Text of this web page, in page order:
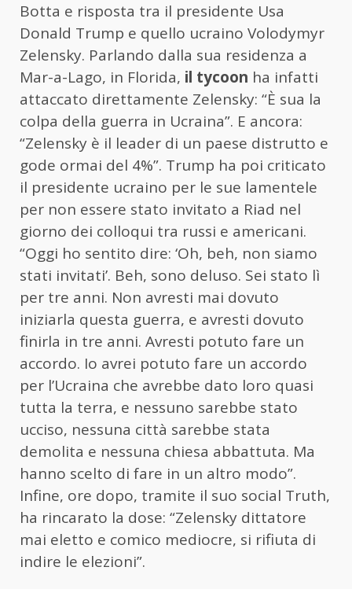
Botta e risposta tra il presidente Usa
Donald Trump e quello ucraino Volodymyr
Zelensky. Parlando dalla sua residenza a
Mar-a-Lago, in Florida, il tycoon ha infatti
attaccato direttamente Zelensky: “È sua la
colpa della guerra in Ucraina”. E ancora:
“Zelensky è il leader di un paese distrutto e
gode ormai del 4%”. Trump ha poi criticato
il presidente ucraino per le sue lamentele
per non essere stato invitato a Riad nel
giorno dei colloqui tra russi e americani.
“Oggi ho sentito dire: ‘Oh, beh, non siamo
stati invitati’. Beh, sono deluso. Sei stato lì
per tre anni. Non avresti mai dovuto
iniziarla questa guerra, e avresti dovuto
finirla in tre anni. Avresti potuto fare un
accordo. Io avrei potuto fare un accordo
per l’Ucraina che avrebbe dato loro quasi
tutta la terra, e nessuno sarebbe stato
ucciso, nessuna città sarebbe stata
demolita e nessuna chiesa abbattuta. Ma
hanno scelto di fare in un altro modo”.
Infine, ore dopo, tramite il suo social Truth,
ha rincarato la dose: “Zelensky dittatore
mai eletto e comico mediocre, si rifiuta di
indire le elezioni”.